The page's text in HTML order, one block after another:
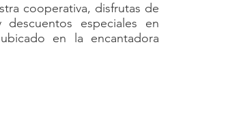
cooperativa, disfrutas de
descuentos especiales en
en la encantadora